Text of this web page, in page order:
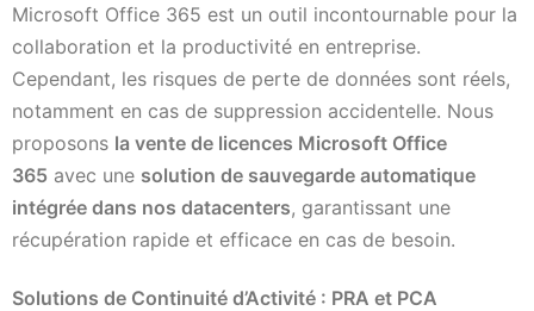
Microsoft Office 365 est un outil incontournable pour la
collaboration et la productivité en entreprise.
Cependant, les risques de perte de données sont réels,
notamment en cas de suppression accidentelle. Nous
proposons la vente de licences Microsoft Office
365 avec une solution de sauvegarde automatique
intégrée dans nos datacenters, garantissant une
récupération rapide et efficace en cas de besoin.
Solutions de Continuité d’Activité : PRA et PCA